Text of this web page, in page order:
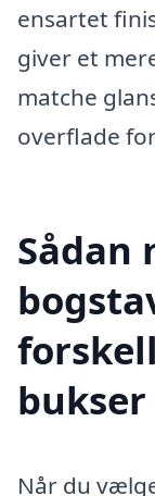
ensartet
giver et
matche
overflade
Sådan
bukser
Når du